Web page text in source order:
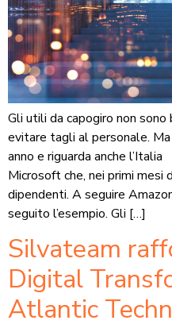
Gli utili da capogiro non
evitare tagli al personale.
anno e riguarda anche
Microsoft che, nei primi
dipendenti. A seguire
seguito l’esempio. Gli […]
Silvateam
Digital
Atlantic